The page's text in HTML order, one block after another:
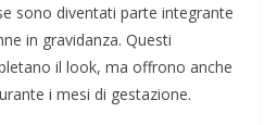
sono diventati parte integrante
in gravidanza. Questi
il look, ma offrono anche
i mesi di gestazione.